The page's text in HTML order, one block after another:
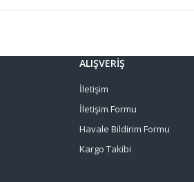
ALIŞVERİŞ
İletişim
İletişim Formu
Havale Bildirim Formu
Kargo Takibi